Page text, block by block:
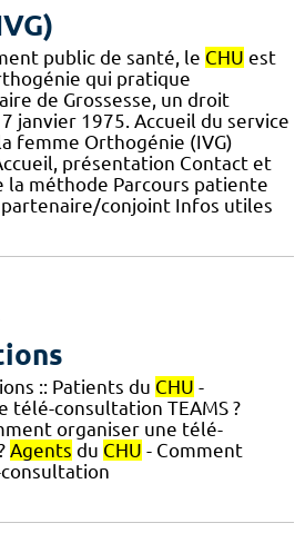
public de santé, le CHU est
qui pratique
de Grossesse, un droit
janvier 1975. Accueil du service
femme Orthogénie (IVG)
présentation Contact et
la méthode Parcours patiente
conjoint Infos utiles
:: Patients du CHU -
télé-consultation TEAMS ?
organiser une télé-
Agents du CHU - Comment